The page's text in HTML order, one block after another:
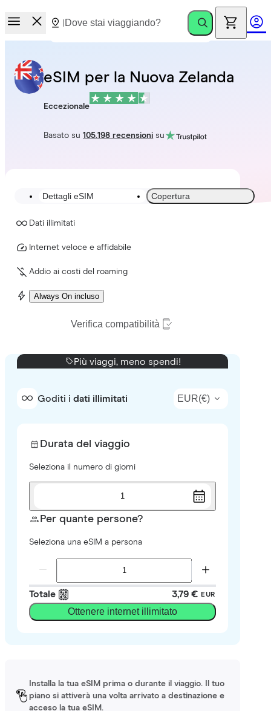
eSIM per la Nuova Zelanda
Eccezionale
Basato su105.198 recensioni su
Dettagli eSIM Copertura
Dati illimitati
Internet veloce e affidabile
Addio ai costi del roaming
Always On incluso
Verifica compatibilità
Più viaggi, meno spendi!
Goditi i dati illimitati EUR(€)
Durata del viaggio
Seleziona il numero di giorni
1
Per quante persone?
Seleziona una eSIM a persona
Totale 3,79 € EUR
Ottenere internet illimitato
Installa la tua eSIM prima o durante il viaggio. Il tuo
piano si attiverà una volta arrivato a destinazione e
acceso la tua eSIM.